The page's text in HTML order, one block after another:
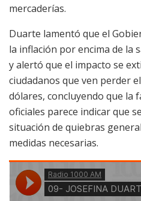
mercaderías.
Duarte lamentó que el
la inflación por encima de la
y alertó que el impacto se
ciudadanos que ven perder
dólares, concluyendo que la
oficiales parece indicar que
situación de quiebras
medidas necesarias.